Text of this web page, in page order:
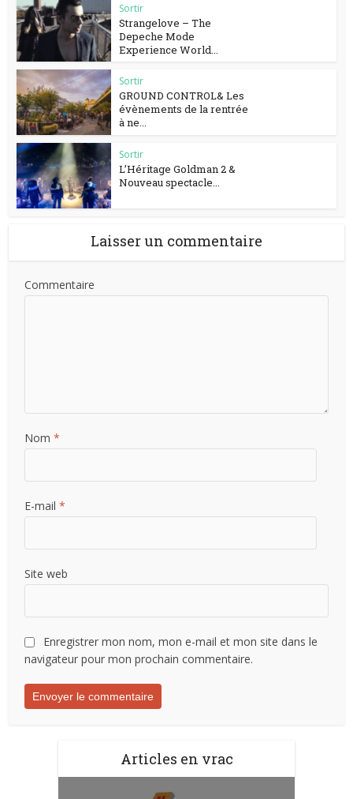
Sortir
Strangelove – The
Depeche Mode
Experience World...
Sortir
GROUND CONTROL& Les
évènements de la rentrée
à ne...
Sortir
L’Héritage Goldman 2 &
Nouveau spectacle...
Laisser un commentaire
Commentaire
Nom*
E-mail*
Site web
Enregistrer mon nom, mon e-mail et mon site dans le
navigateur pour mon prochain commentaire.
Articles en vrac